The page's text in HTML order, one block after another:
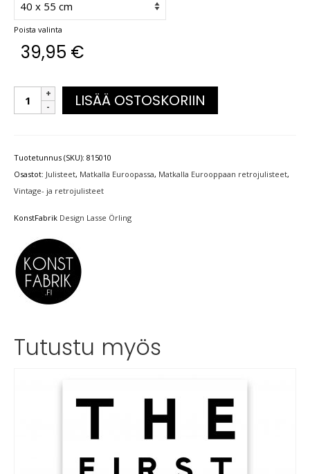
Poista valinta
39,95 €
LISÄÄ OSTOSKORIIN
Tuotetunnus (SKU): 815010
Osastot: Julisteet, Matkalla Euroopassa, Matkalla Eurooppaan retrojulisteet,
Vintage- ja retrojulisteet
KonstFabrik Design Lasse Örling
Tutustu myös